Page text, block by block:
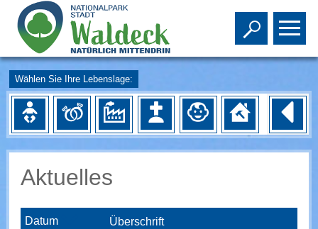
Toggle
Wählen Sie Ihre Lebenslage:
Aktuelles
Datum Überschrift